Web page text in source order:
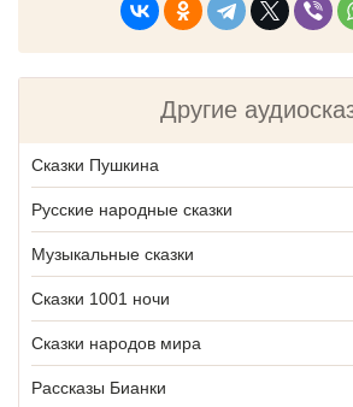
Другие
Сказки Пушкина
Русские народные сказки
Музыкальные сказки
Сказки 1001 ночи
Сказки народов мира
Рассказы Бианки